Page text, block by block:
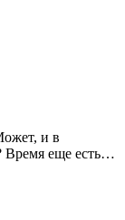
и в
Время еще есть…